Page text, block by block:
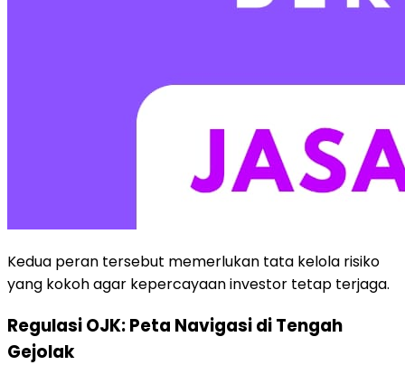
Kedua peran tersebut memerlukan tata kelola risiko
yang kokoh agar kepercayaan investor tetap terjaga.
Regulasi OJK: Peta Navigasi di Tengah
Gejolak